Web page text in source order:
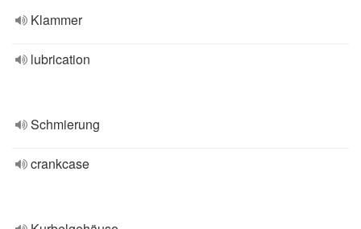
Klammer
lubrication
Schmierung
crankcase